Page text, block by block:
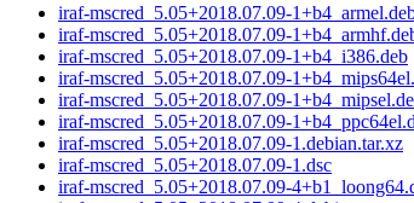
iraf-mscred_5.05+2018.07.09-
iraf-mscred_5.05+2018.07.09-
iraf-mscred_5.05+2018.07.09-1+b4_i386.deb
iraf-mscred_5.05+2018.07.09-
iraf-mscred_5.05+2018.07.09-
iraf-mscred_5.05+2018.07.09-
iraf-mscred_5.05+2018.07.09-1.debian.tar.xz
iraf-mscred_5.05+2018.07.09-1.dsc
iraf-mscred_5.05+2018.07.09-